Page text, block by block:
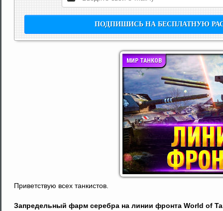
МИР ТАНКОВ
Приветствую всех танкистов.
Запредельный фарм серебра на линии фронта World of